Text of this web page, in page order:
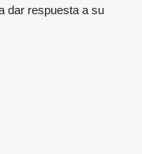
dar respuesta a su